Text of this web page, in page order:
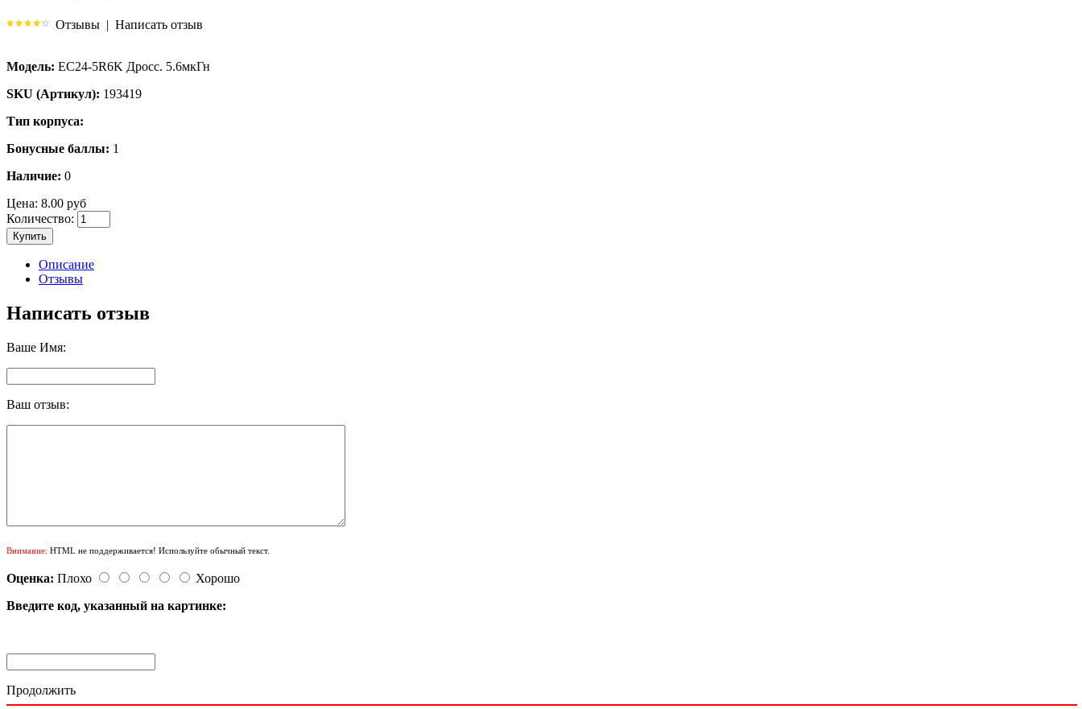
Отзывы | Написать отзыв
Модель: EC24-5R6K Дросс. 5.6мкГн
SKU (Артикул): 193419
Тип корпуса:
Бонусные баллы: 1
Наличие: 0
Цена: 8.00 руб
Количество:
Купить
Описание
Отзывы
Написать отзыв
Ваше Имя:
Ваш отзыв:
Внимание: HTML не поддерживается! Используйте обычный текст.
Оценка: Плохо
Хорошо
Введите код, указанный на картинке:
Продолжить